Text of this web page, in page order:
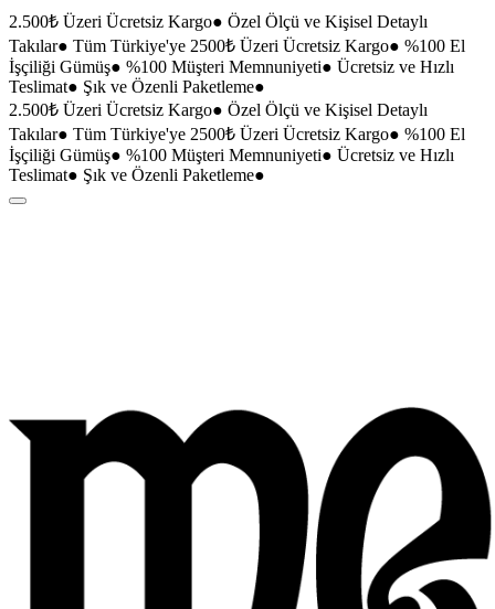
2.500₺ Üzeri Ücretsiz Kargo● Özel Ölçü ve Kişisel Detaylı
Takılar● Tüm Türkiye'ye 2500₺ Üzeri Ücretsiz Kargo● %100 El
İşçiliği Gümüş● %100 Müşteri Memnuniyeti● Ücretsiz ve Hızlı
Teslimat● Şık ve Özenli Paketleme●
2.500₺ Üzeri Ücretsiz Kargo● Özel Ölçü ve Kişisel Detaylı
Takılar● Tüm Türkiye'ye 2500₺ Üzeri Ücretsiz Kargo● %100 El
İşçiliği Gümüş● %100 Müşteri Memnuniyeti● Ücretsiz ve Hızlı
Teslimat● Şık ve Özenli Paketleme●